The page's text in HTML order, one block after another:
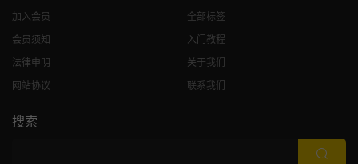
加入会员
会员须知
法律申明
网站协议
全部标签
入门教程
关于我们
联系我们
搜索